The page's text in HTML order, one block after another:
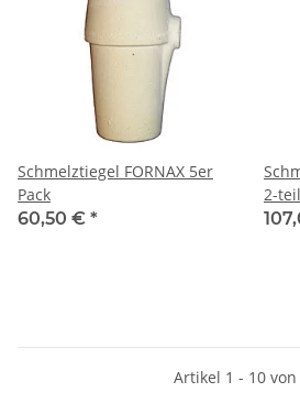
Schmelztiegel FORNAX 5er
Pack
60,50 € *
2-
Artikel 1 - 10 von